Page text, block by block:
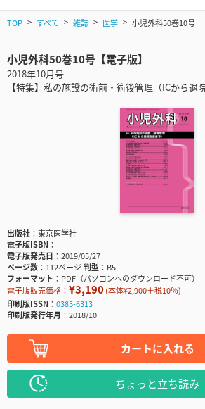
TOP すべて 雑誌 医学 小児外科50巻10号
小児外科50巻10号【電子版】
2018年10月号
【特集】私の施設の術前・術後管理（ICから退
出版社
東京医学社
電子版ISBN
電子版発売日
2019/05/27
ページ数
112ページ判型
B5
フォーマット
PDF（パソコンへのダウンロード不可）
電子版販売価格： ¥3,190(本体¥2,900＋税10％)
印刷版ISSN
0385-6313
印刷版発行年月
2018/10
カートに入れる
ちょっと立ち読み